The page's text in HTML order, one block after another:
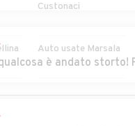
Custonaci
Auto usate Marsala
Auto usate
ALTRI
è andato storto!